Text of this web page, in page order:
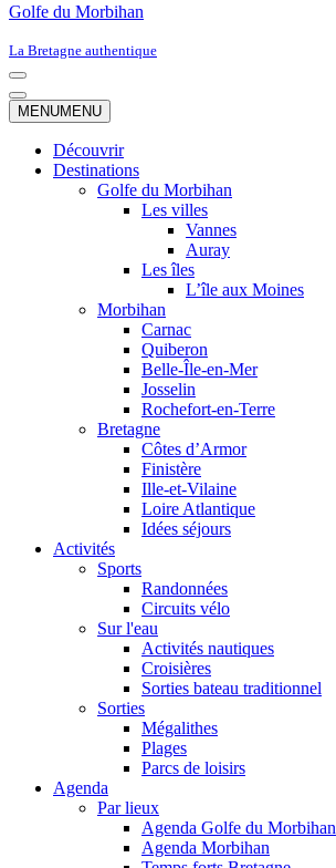
Golfe du Morbihan
La Bretagne authentique
Menu
de
navigation
Menu
de
MENUMENU
Découvrir
Destinations
Golfe du Morbihan
Les villes
Vannes
Auray
Les îles
L’île aux Moines
Morbihan
Carnac
Quiberon
Belle-Île-en-Mer
Josselin
Rochefort-en-Terre
Bretagne
Côtes d’Armor
Finistère
Ille-et-Vilaine
Loire Atlantique
Idées séjours
Activités
Sports
Randonnées
Circuits vélo
Sur l'eau
Activités nautiques
Croisières
Sorties bateau traditionnel
Sorties
Mégalithes
Plages
Parcs de loisirs
Agenda
Par lieux
Agenda Golfe du Morbihan
Agenda Morbihan